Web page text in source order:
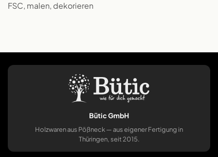
FSC, malen, dekorieren
Bütic GmbH
Holzwaren aus Pößneck — aus eigener Fertigung in
Thüringen, seit 2015.